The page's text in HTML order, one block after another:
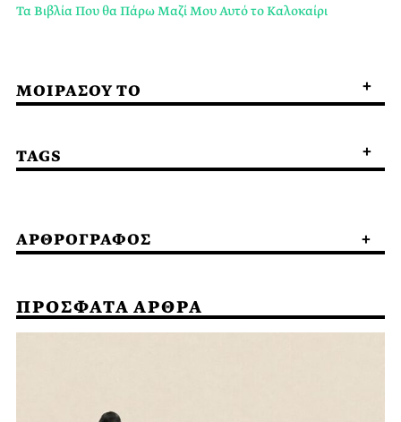
Τα Βιβλία Που θα Πάρω Μαζί Μου Αυτό το Καλοκαίρι
ΜΟΙΡΑΣΟΥ ΤΟ
TAGS
ΑΡΘΡΟΓΡΑΦΟΣ
ΠΡΟΣΦΑΤΑ ΑΡΘΡΑ